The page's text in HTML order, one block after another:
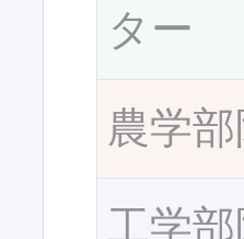
ター
農学
工学